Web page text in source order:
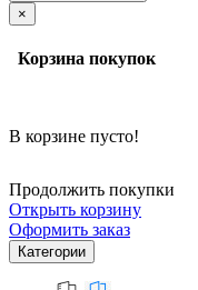
×
Корзина покупок
В корзине пусто!
Продолжить покупки
Открыть корзину
Оформить заказ
Категории